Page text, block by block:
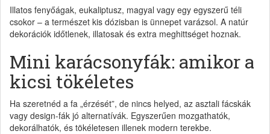
Illatos fenyőágak, eukaliptusz, magyal vagy egy egyszerű téli
csokor – a természet kis dózisban is ünnepet varázsol. A natúr
dekorációk időtlenek, illatosak és extra meghittséget hoznak.
Mini karácsonyfák: amikor a
kicsi tökéletes
Ha szeretnéd a fa „érzését”, de nincs helyed, az asztali fácskák
vagy design-fák jó alternatívák. Egyszerűen mozgathatók,
dekorálhatók, és tökéletesen illenek modern terekbe.